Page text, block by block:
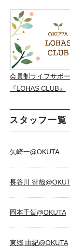
会員制ライフサポ
『LOHAS CLUB』
スタッフ一覧
矢崎一@OKUTA
長谷川 智哉
岡本千賀@OKUTA
東郷 由紀@OKUTA